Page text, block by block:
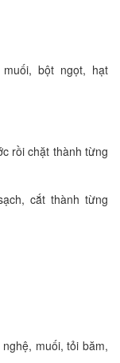
bột ngọt, hạt
rồi chặt thành từng
cắt thành từng
muối, tỏi băm,